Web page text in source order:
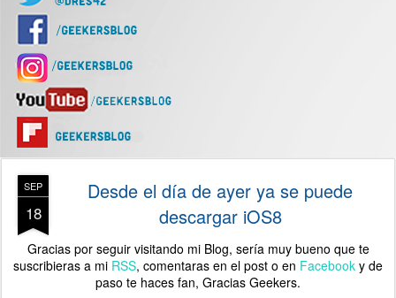
SEP
18
Desde el día de ayer ya se puede
descargar iOS8
Gracias por seguir visitando mi Blog, sería muy bueno que te
suscribieras a mi RSS, comentaras en el post o en Facebook y de
paso te haces fan, Gracias Geekers.